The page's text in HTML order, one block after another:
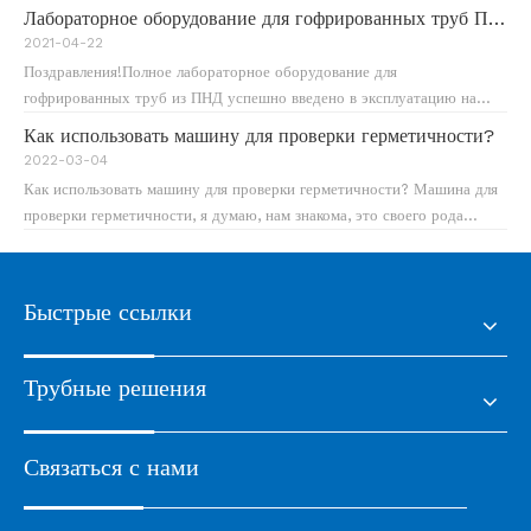
большой в мире термобак для трубы 2000 мм успешно установлен на
Лабораторное оборудование для гофрированных труб ПНД
2021-04-22
Поздравления!Полное лабораторное оборудование для
гофрированных труб из ПНД успешно введено в эксплуатацию на
Как использовать машину для проверки герметичности?
2022-03-04
Как использовать машину для проверки герметичности? Машина для
проверки герметичности, я думаю, нам знакома, это своего рода
Быстрые ссылки
Трубные решения
Связаться с нами